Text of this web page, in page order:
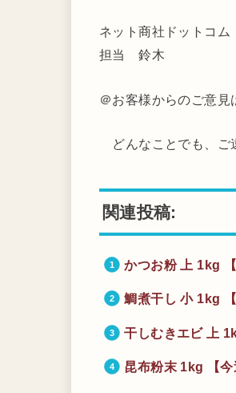
ネット商社ドットコム
担当 鈴木
＠お客様からのご意見
どんなことでも、ご
関連投稿:
かつお粉 上 1kg
鯛煮干し 小 1kg
干しむきエビ 上
昆布粉末 1kg 【